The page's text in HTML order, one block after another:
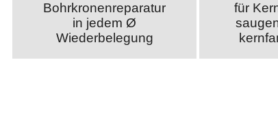
Bohrkronenreparatur
in jedem Ø
Wiederbelegung
für